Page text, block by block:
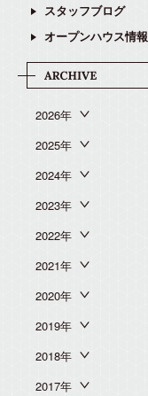
スタッフブログ
オープンハウス情報
2026年
2025年
2024年
2023年
2022年
2021年
2020年
2019年
2018年
2017年